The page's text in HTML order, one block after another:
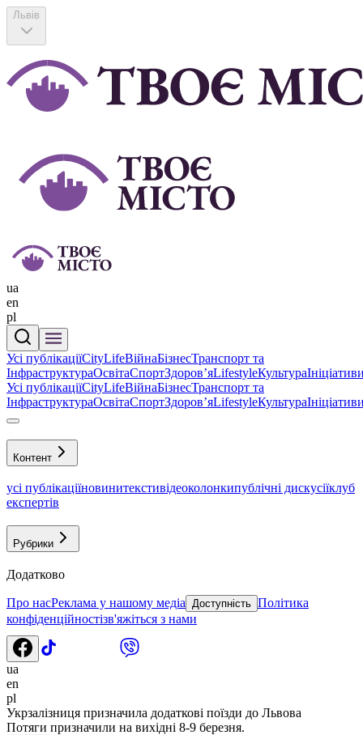
Львів
ua
en
pl
Усі публікаціїCityLifeВійнаБізнесТранспорт та
ІнфраструктураОсвітаСпортЗдоровʼяLifestyleКультура
Усі публікаціїCityLifeВійнаБізнесТранспорт та
ІнфраструктураОсвітаСпортЗдоровʼяLifestyleКультура
Контент
усі публікаціїновинитекстивідеоколонкипублічні дискусіїклуб
експертів
Рубрики
Додатково
Про насРеклама у нашому медіа Доступність Політика
конфіденційностізв'яжіться з нами
ua
en
pl
Укрзалізниця призначила додаткові поїзди до Львова
Потяги призначили на вихідні 8-9 березня.